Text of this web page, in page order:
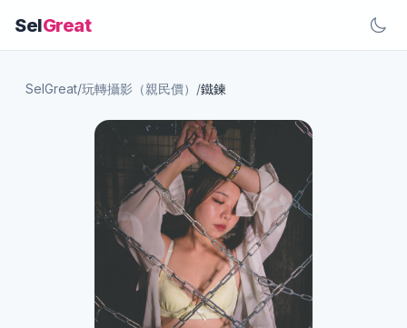
SelGreat
SelGreat/玩轉攝影（親民價） /鐵鍊